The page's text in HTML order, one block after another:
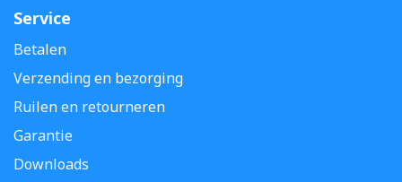
Service
Betalen
Verzending en bezorging
Ruilen en retourneren
Garantie
Downloads